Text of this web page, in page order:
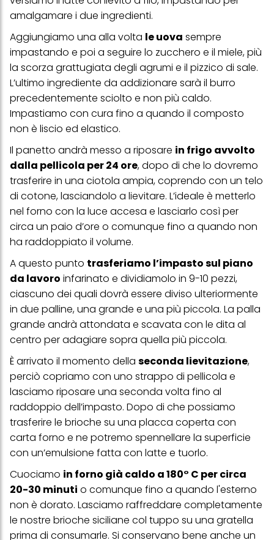
amalgamare i due ingredienti.
Aggiungiamo una alla volta le uova sempre
impastando e poi a seguire lo zucchero e il miele, più
la scorza grattugiata degli agrumi e il pizzico di sale.
L’ultimo ingrediente da addizionare sarà il burro
precedentemente sciolto e non più caldo.
Impastiamo con cura fino a quando il composto
non è liscio ed elastico.
Il panetto andrà messo a riposare in frigo avvolto
dalla pellicola per 24 ore, dopo di che lo dovremo
trasferire in una ciotola ampia, coprendo con un telo
di cotone, lasciandolo a lievitare. L’ideale è metterlo
nel forno con la luce accesa e lasciarlo così per
circa un paio d’ore o comunque fino a quando non
ha raddoppiato il volume.
A questo punto trasferiamo l’impasto sul piano
da lavoro infarinato e dividiamolo in 9-10 pezzi,
ciascuno dei quali dovrà essere diviso ulteriormente
in due palline, una grande e una più piccola. La palla
grande andrà attondata e scavata con le dita al
centro per adagiare sopra quella più piccola.
È arrivato il momento della seconda lievitazione,
perciò copriamo con uno strappo di pellicola e
lasciamo riposare una seconda volta fino al
raddoppio dell’impasto. Dopo di che possiamo
trasferire le brioche su una placca coperta con
carta forno e ne potremo spennellare la superficie
con un’emulsione fatta con latte e tuorlo.
Cuociamo in forno già caldo a 180° C per circa
20-30 minuti o comunque fino a quando l'esterno
non è dorato. Lasciamo raffreddare completamente
le nostre brioche siciliane col tuppo su una gratella
prima di consumarle. Si conservano bene anche un
nella nostra Informativa sulla protezione dei dati collegata nel piè
di pagina (Sezione "Cookie, Pixel, Impronte digitali e tecnologie
effetto per il futuro disabilitando i cookie sul nostro sito web nella
sezione "Impostazioni cookie" collegata nel piè di pagina. Per
ulteriori informazioni sui cookie utilizzati su questo sito Web, in
particolare sul loro periodo di conservazione, consultare le
informazioni dettagliate su ciascun cookie disponibili facendo
clic su "modifica" di seguito".
Se fai clic su "Modifica" potrai trovare maggiori informazioni sul
trattamento dei tuoi dati / sull'uso dei cookie e consentirli per uno o
più degli scopi sopra menzionati. Cliccando su "Accetta tutto",
personali per tutte le finalità sopra indicate. Se fai clic su "Rifiuta",
verranno utilizzati solo i cookie tecnicamente necessari per fornirti
questo sito web.